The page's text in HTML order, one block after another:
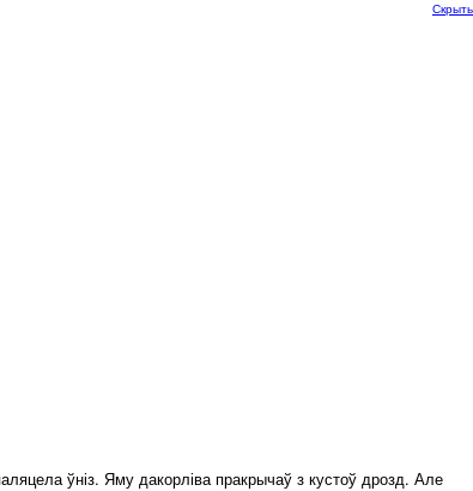
Скрыть
ўніз. Яму дакорліва пракрычаў з кустоў дрозд. Але